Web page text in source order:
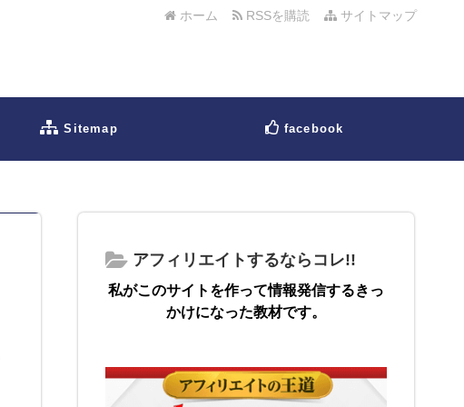
サイトマップ
RSSを購読
ホーム
Sitemap facebook
アフィリエイトするならコレ!!
私がこのサイトを作って情報発信するきっ
かけになった教材です。